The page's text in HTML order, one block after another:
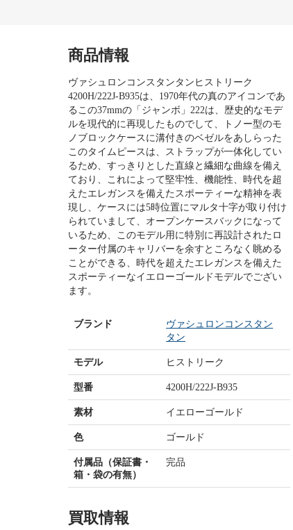
商品情報
ヴァシュロンコンスタンタンヒストリーク
4200H/222J-B935は、1970年代の真のアイコンであ
るこの37mmの「ジャンボ」222は、歴史的なモデ
ルを現代的に再現したものでして、トノー型のモ
ノブロックケースに溝付きのベゼルをあしらった
このタイムピースは、ストラップが一体化してい
るため、すっきりとした直線と繊細な曲線を備え
ており、これによって堅牢性、機能性、時代を超
えたエレガンスを備えたスポーティーな精神を表
現し、ケースには5時位置にマルタ十字が取り付け
られていまして、オープンケースバックになって
いるため、このモデル用に特別に再設計されたロ
ーター付属のキャリバーを余すところなく眺める
ことができる、時代を超えたエレガンスを備えた
スポーティーなイエローゴールドモデルでござい
ます。
ブランド
ヴァシュロンコンスタン
タン
モデル ヒストリーク
型番 4200H/222J-B935
素材 イエローゴールド
色 ゴールド
付属品（保証書・
箱・袋の有無）
完品
買取情報